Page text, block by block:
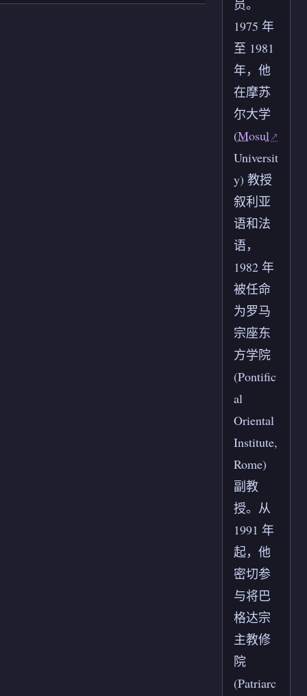
员。
1975 年
至 1981
年，他
在摩苏
尔大学
(Mosul
Universit
y) 教授
叙利亚
语和法
语，
1982 年
被任命
为罗马
宗座东
方学院
(Pontific
al
Oriental
Institute,
Rome)
副教
授。从
1991 年
起，他
密切参
与将巴
格达宗
主教修
院
(Patriarc